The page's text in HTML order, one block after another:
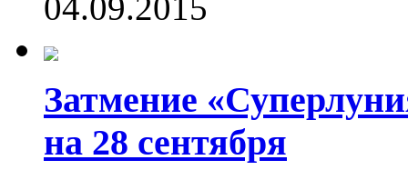
Затмение
на 28 сентября